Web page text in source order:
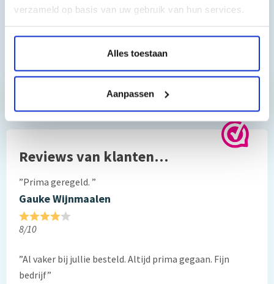
verzameld op basis van uw gebruik van hun services.
Alles toestaan
Aanpassen
Toch nog een vraag?
Hebt u vragen bij het artikel?
Reviews van klanten…
”Prima geregeld. ”
Gauke Wijnmaalen
8/10
”Al vaker bij jullie besteld. Altijd prima gegaan. Fijn
bedrijf”